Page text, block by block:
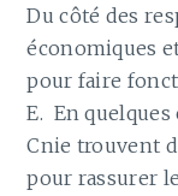
Du côté des
économiques
pour faire
E. En quelques
Cnie trouvent
pour rassurer